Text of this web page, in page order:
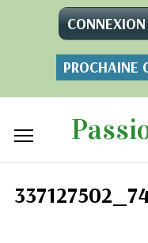
PROCHAINE